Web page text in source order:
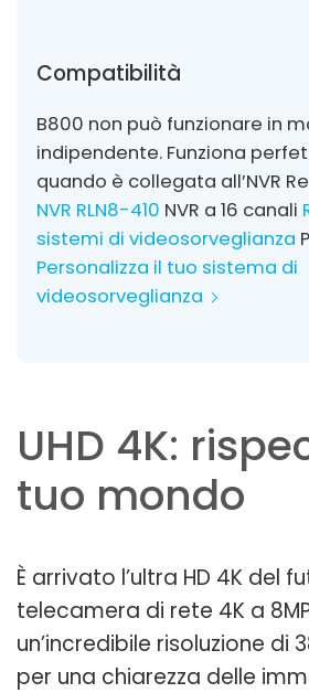
Compatibilità
B800 non può funzionare in
indipendente. Funziona
quando è collegata all’NVR
NVR RLN8-410 NVR a 16 canali
sistemi di videosorveglianza
Personalizza il tuo sistema di
videosorveglianza
UHD 4K:
tuo mondo
È arrivato l’ultra HD 4K del
telecamera di rete 4K a
un’incredibile risoluzione di
per una chiarezza delle